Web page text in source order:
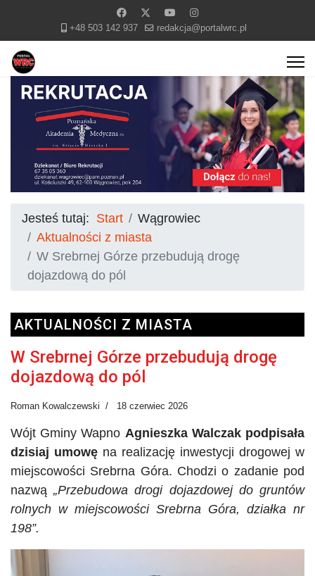
+48 503 142 937 redakcja@portalwrc.pl
Jesteś tutaj: Start
Wągrowiec
Aktualności z miasta
W Srebrnej Górze przebudują drogę
dojazdową do pól
AKTUALNOŚCI Z MIASTA
W Srebrnej Górze przebudują drogę
dojazdową do pól
Roman Kowalczewski 18 czerwiec 2026
Wójt Gminy Wapno Agnieszka Walczak podpisała
dzisiaj umowę na realizację inwestycji drogowej w
miejscowości Srebrna Góra. Chodzi o zadanie pod
nazwą„Przebudowa drogi dojazdowej do gruntów
rolnych w miejscowości Srebrna Góra, działka nr
198”.